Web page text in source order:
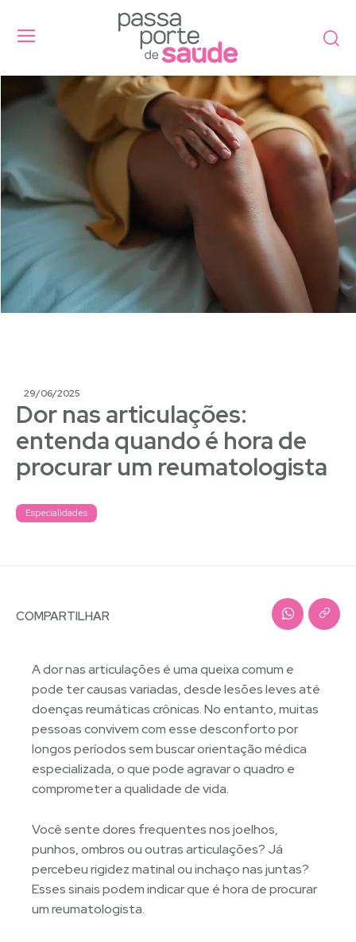
29/06/2025
Dor nas articulações:
entenda quando é hora de
procurar um reumatologista
Especialidades
COMPARTILHAR
A dor nas articulações é uma queixa comum e
pode ter causas variadas, desde lesões leves até
doenças reumáticas crônicas. No entanto, muitas
pessoas convivem com esse desconforto por
longos períodos sem buscar orientação médica
especializada, o que pode agravar o quadro e
comprometer a qualidade de vida.
Você sente dores frequentes nos joelhos,
punhos, ombros ou outras articulações? Já
percebeu rigidez matinal ou inchaço nas juntas?
Esses sinais podem indicar que é hora de procurar
um reumatologista.